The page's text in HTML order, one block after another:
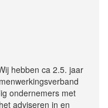
hebben ca 2.5. jaar
ondernemers met
adviseren in en